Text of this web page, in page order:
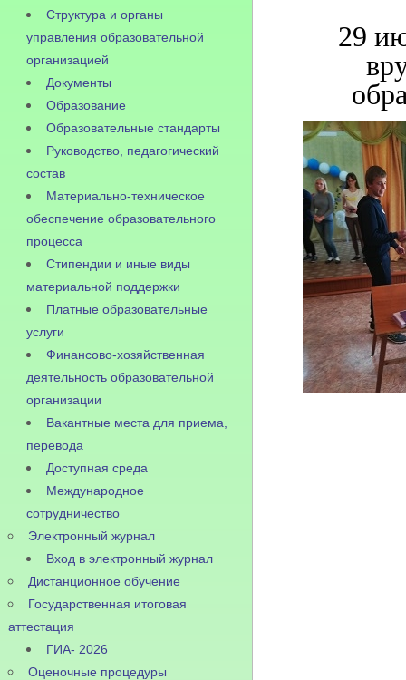
Структура и органы
управления образовательной
организацией
Документы
Образование
Образовательные стандарты
Руководство, педагогический
состав
Материально-техническое
обеспечение образовательного
процесса
Стипендии и иные виды
материальной поддержки
Платные образовательные
услуги
Финансово-хозяйственная
деятельность образовательной
организации
Вакантные места для приема,
перевода
Доступная среда
Международное
сотрудничество
Электронный журнал
Вход в электронный журнал
Дистанционное обучение
Государственная итоговая
аттестация
ГИА- 2026
Оценочные процедуры
29